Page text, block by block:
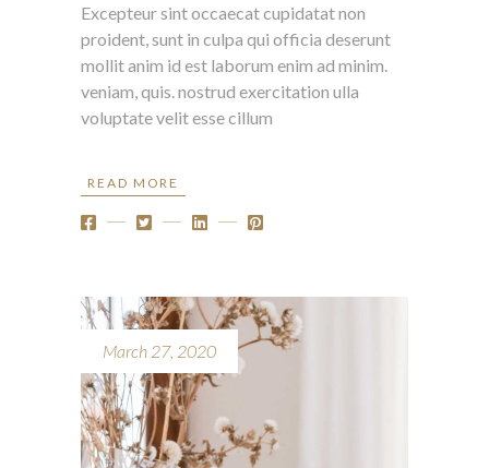
Excepteur sint occaecat cupidatat non
proident, sunt in culpa qui officia deserunt
mollit anim id est laborum enim ad minim.
veniam, quis. nostrud exercitation ulla
voluptate velit esse cillum
READ MORE
March 27, 2020